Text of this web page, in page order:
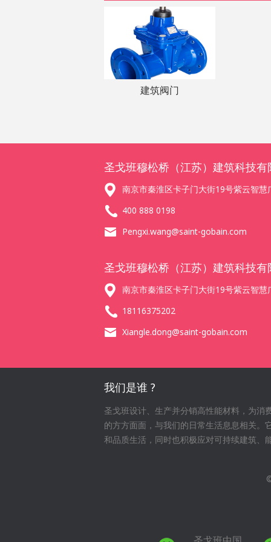
建筑阀门
圣戈班穆松桥（江苏）建筑科技有
南京市秦淮区卡子门大街19号紫云智
400 888 0198
Pengxi.wang@saint-gobain.com
圣戈班穆松桥（江苏）建筑科技有
南京市秦淮区卡子门大街19号紫云智
18116375202
Xiangle.dong@saint-gobain.com
我们是谁 ?
圣戈班设计、生产并分销高性能材料，为消
的方方面面，与我们的日常生活息息相关
和品质生活，同时也积极应对可持续建筑、